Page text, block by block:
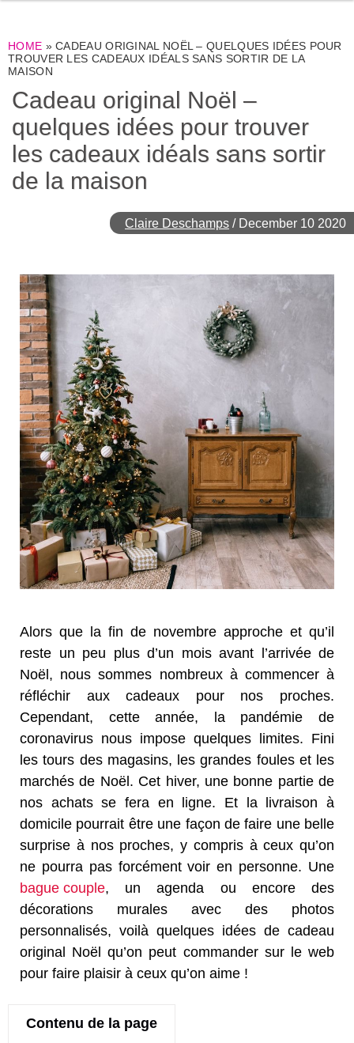
HOME »CADEAU ORIGINAL NOËL – QUELQUES IDÉES POUR
TROUVER LES CADEAUX IDÉALS SANS SORTIR DE LA
MAISON
Cadeau original Noël –
quelques idées pour trouver
les cadeaux idéals sans sortir
de la maison
Claire Deschamps / December 10 2020
Alors que la fin de novembre approche et qu’il
reste un peu plus d’un mois avant l’arrivée de
Noël, nous sommes nombreux à commencer à
réfléchir aux cadeaux pour nos proches.
Cependant, cette année, la pandémie de
coronavirus nous impose quelques limites. Fini
les tours des magasins, les grandes foules et les
marchés de Noël. Cet hiver, une bonne partie de
nos achats se fera en ligne. Et la livraison à
domicile pourrait être une façon de faire une belle
surprise à nos proches, y compris à ceux qu’on
ne pourra pas forcément voir en personne. Une
bague couple, un agenda ou encore des
décorations murales avec des photos
personnalisés, voilà quelques idées de cadeau
original Noël qu’on peut commander sur le web
pour faire plaisir à ceux qu’on aime !
Contenu de la page